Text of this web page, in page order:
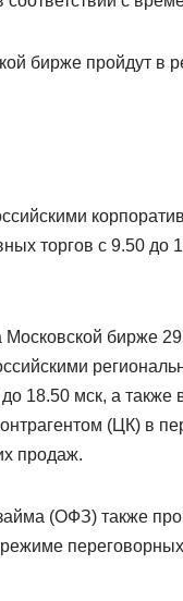
бирже пройдут в
торгов с 9.50 до
Московской бирже
18.50 мск, а также
(ЦК) в
продаж.
(ОФЗ) также